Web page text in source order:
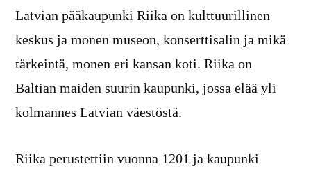
Latvian pääkaupunki Riika on kulttuurillinen
keskus ja monen museon, konserttisalin ja mikä
tärkeintä, monen eri kansan koti. Riika on
Baltian maiden suurin kaupunki, jossa elää yli
kolmannes Latvian väestöstä.
Riika perustettiin vuonna 1201 ja kaupunki